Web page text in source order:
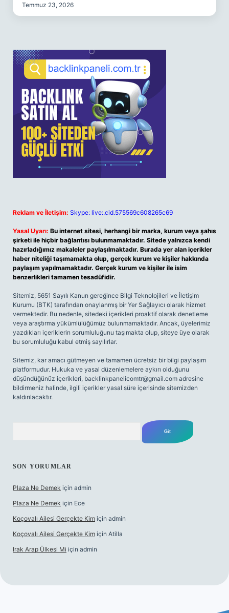
Temmuz 23, 2026
Reklam ve İletişim: Skype: live:.cid.575569c608265c69
Yasal Uyarı: Bu internet sitesi, herhangi bir marka, kurum veya şahıs
şirketi ile hiçbir bağlantısı bulunmamaktadır. Sitede yalnızca kendi
hazırladığımız makaleler paylaşılmaktadır. Burada yer alan içerikler
haber niteliği taşımamakta olup, gerçek kurum ve kişiler hakkında
paylaşım yapılmamaktadır. Gerçek kurum ve kişiler ile isim
benzerlikleri tamamen tesadüfidir.
Sitemiz, 5651 Sayılı Kanun gereğince Bilgi Teknolojileri ve İletişim
Kurumu (BTK) tarafından onaylanmış bir Yer Sağlayıcı olarak hizmet
vermektedir. Bu nedenle, sitedeki içerikleri proaktif olarak denetleme
veya araştırma yükümlülüğümüz bulunmamaktadır. Ancak, üyelerimiz
yazdıkları içeriklerin sorumluluğunu taşımakta olup, siteye üye olarak
bu sorumluluğu kabul etmiş sayılırlar.
Sitemiz, kar amacı gütmeyen ve tamamen ücretsiz bir bilgi paylaşım
platformudur. Hukuka ve yasal düzenlemelere aykırı olduğunu
düşündüğünüz içerikleri, backlinkpanelicomtr@gmail.com adresine
bildirmeniz halinde, ilgili içerikler yasal süre içerisinde sitemizden
kaldırılacaktır.
SON YORUMLAR
Plaza Ne Demek için admin
Plaza Ne Demek için Ece
Koçovalı Ailesi Gerçekte Kim için admin
Koçovalı Ailesi Gerçekte Kim için Atilla
Irak Arap Ülkesi Mi için admin